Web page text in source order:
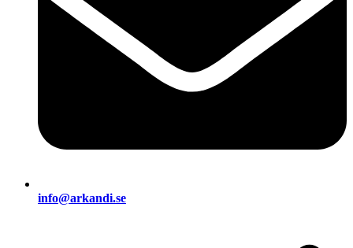
info@arkandi.se